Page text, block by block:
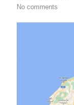
No comments